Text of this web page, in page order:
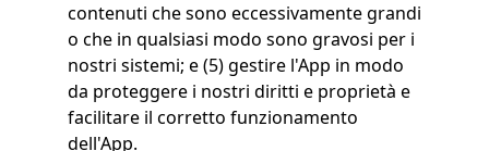
contenuti che sono eccessivamente grandi
o che in qualsiasi modo sono gravosi per i
nostri sistemi; e (5) gestire l'App in modo
da proteggere i nostri diritti e proprietà e
facilitare il corretto funzionamento
dell'App.